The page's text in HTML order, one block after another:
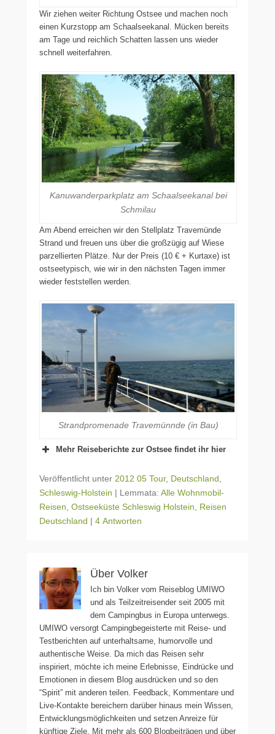
Wir ziehen weiter Richtung Ostsee und machen noch
einen Kurzstopp am Schaalseekanal. Mücken bereits
am Tage und reichlich Schatten lassen uns wieder
schnell weiterfahren.
Kanuwanderparkplatz am Schaalseekanal bei
Schmilau
Am Abend erreichen wir den Stellplatz Travemünde
Strand und freuen uns über die großzügig auf Wiese
parzellierten Plätze. Nur der Preis (10 € + Kurtaxe) ist
ostseetypisch, wie wir in den nächsten Tagen immer
wieder feststellen werden.
Strandpromenade Travemünnde (in Bau)
Mehr Reiseberichte zur Ostsee findet ihr hier
Veröffentlicht unter 2012 05 Tour, Deutschland,
Schleswig-Holstein | Lemmata: Alle Wohnmobil-
Reisen, Ostseeküste Schleswig Holstein, Reisen
Deutschland | 4 Antworten
Über Volker
Ich bin Volker vom Reiseblog UMIWO
und als Teilzeitreisender seit 2005 mit
dem Campingbus in Europa unterwegs.
UMIWO versorgt Campingbegeisterte mit Reise- und
Testberichten auf unterhaltsame, humorvolle und
authentische Weise. Da mich das Reisen sehr
inspiriert, möchte ich meine Erlebnisse, Eindrücke und
Emotionen in diesem Blog ausdrücken und so den
“Spirit” mit anderen teilen. Feedback, Kommentare und
Live-Kontakte bereichern darüber hinaus mein Wissen,
Entwicklungsmöglichkeiten und setzen Anreize für
künftige Ziele. Mit mehr als 600 Blogbeiträgen und über